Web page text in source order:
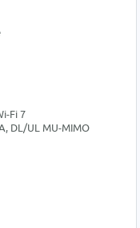
Fi 7
DL/UL MU-MIMO